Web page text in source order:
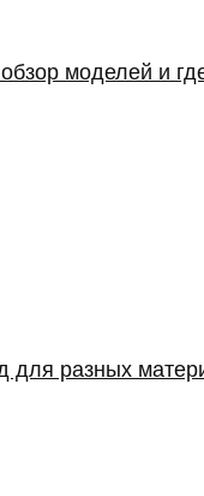
моделей и
для разных